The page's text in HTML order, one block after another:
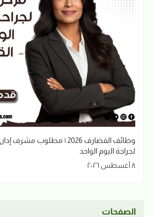
وظائف القضارف 2026 | مطلوب
لجراحة اليوم الواحد
٨ أغسطس ٢٠٢٦
الصفحات